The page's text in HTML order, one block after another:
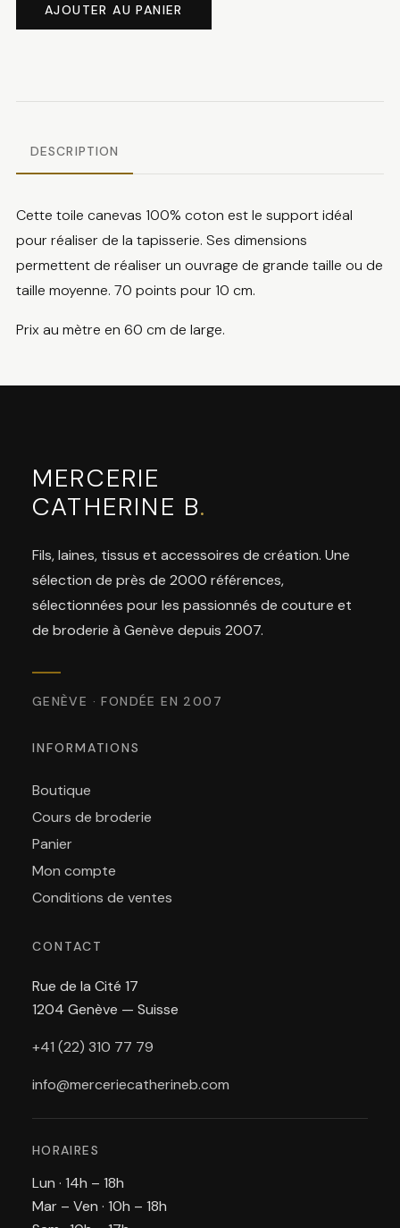
Toile
7
AJOUTER AU PANIER
DESCRIPTION
Cette toile canevas 100% coton est le support idéal
pour réaliser de la tapisserie. Ses dimensions
permettent de réaliser un ouvrage de grande taille ou de
taille moyenne. 70 points pour 10 cm.
Prix au mètre en 60 cm de large.
MERCERIE
CATHERINE B.
Fils, laines, tissus et accessoires de création. Une
sélection de près de 2000 références,
sélectionnées pour les passionnés de couture et
de broderie à Genève depuis 2007.
GENÈVE · FONDÉE EN 2007
INFORMATIONS
Boutique
Cours de broderie
Panier
Mon compte
Conditions de ventes
CONTACT
Rue de la Cité 17
1204 Genève — Suisse
+41 (22) 310 77 79
info@merceriecatherineb.com
HORAIRES
Lun · 14h – 18h
Mar – Ven · 10h – 18h